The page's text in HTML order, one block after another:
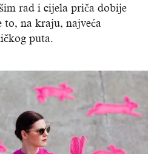
rad i cijela priča dobije
to, na kraju, najveća
puta.